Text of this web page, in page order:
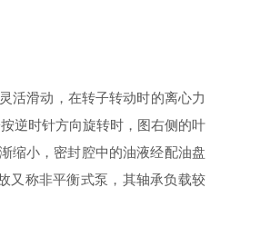
活滑动，在转子转动时的离心力
逆时针方向旋转时，图右侧的叶
缩小，密封腔中的油液经配油盘
又称非平衡式泵，其轴承负载较